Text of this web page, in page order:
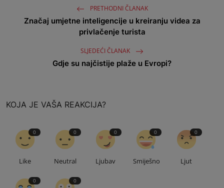
PRETHODNI ČLANAK
Značaj umjetne inteligencije u kreiranju videa za
privlačenje turista
SLJEDEĆI ČLANAK
Gdje su najčistije plaže u Evropi?
KOJA JE VAŠA REAKCIJA?
0
Like
0
Neutral
0
Ljubav
0
Smiješno
0
Ljut
0 0